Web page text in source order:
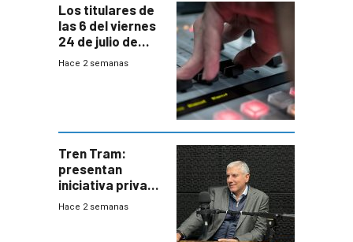
Los titulares de
las 6 del viernes
24 de julio de
2026
Hace 2 semanas
Tren Tram:
presentan
iniciativa privada
para una red de
Hace 2 semanas